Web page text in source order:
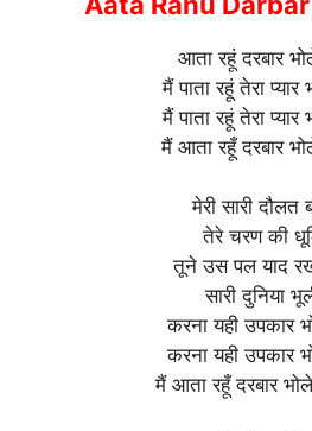
आता रहूं दरबार
मैं पाता रहूं तेरा प्यार
मैं पाता रहूं तेरा प्यार
मैं आता रहूँ दरबार
मेरी सारी दौलत
तेरे चरण की
तूने उस पल याद
सारी दुनिया
करना यही उपकार
करना यही उपकार
मैं आता रहूँ दरबार